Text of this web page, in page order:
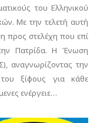
του Ελληνικού
Με την τελετή αυτή
προς στελέχη που επί
Πατρίδα. Η Ένωση
αναγνωρίζοντας την
ξίφους για κάθε
ενέργειε…